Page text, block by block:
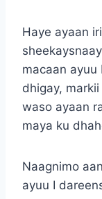
Haye ayaan
macaan ayuu
dhigay,
waso ayaan
maya ku
Naagnimo
ayuu I